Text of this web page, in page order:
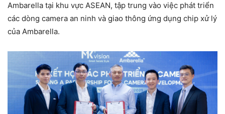
Ambarella tại khu vực ASEAN, tập trung vào việc phát triển
các dòng camera an ninh và giao thông ứng dụng chip xử lý
của Ambarella.